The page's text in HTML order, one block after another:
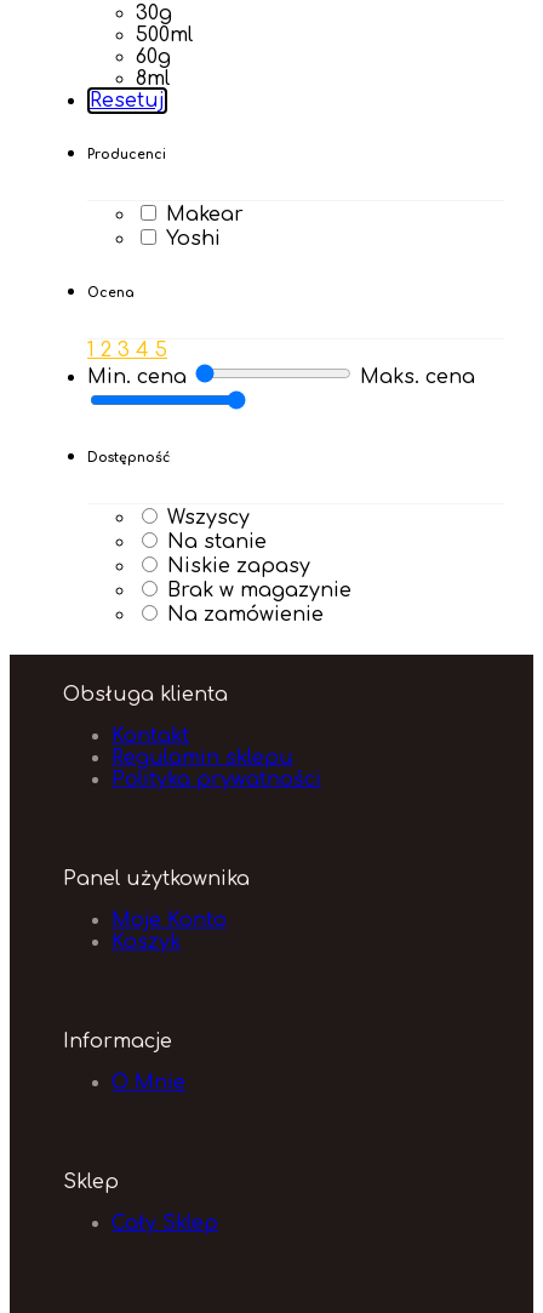
30g
500ml
60g
8ml
Resetuj
Producenci
Makear
Yoshi
Ocena
1 2 3 4 5
Min. cena
Maks. cena
Dostępność
Wszyscy
Na stanie
Niskie zapasy
Brak w magazynie
Na zamówienie
Obsługa klienta
Kontakt
Regulamin sklepu
Polityka prywatności
Panel użytkownika
Moje Konto
Koszyk
Informacje
O Mnie
Sklep
Cały Sklep